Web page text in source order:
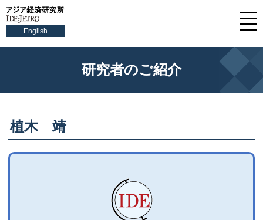
English
研究者のご紹介
植木 靖